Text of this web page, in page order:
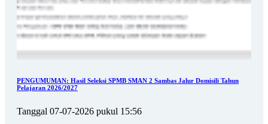
PENGUMUMAN: Hasil Seleksi SPMB SMAN 2 Sambas Jalur Domisili Tahun
Pelajaran 2026/2027
Tanggal 07-07-2026 pukul 15:56